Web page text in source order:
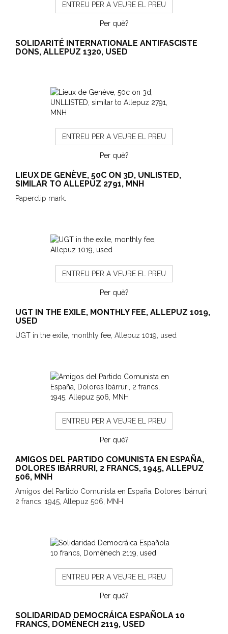
ENTREU PER A VEURE EL PREU
Per què?
SOLIDARITÉ INTERNATIONALE ANTIFASCISTE
DONS, ALLEPUZ 1320, USED
ENTREU PER A VEURE EL PREU
Per què?
LIEUX DE GENÈVE, 50C ON 3D, UNLISTED,
SIMILAR TO ALLEPUZ 2791, MNH
Paperclip mark.
ENTREU PER A VEURE EL PREU
Per què?
UGT IN THE EXILE, MONTHLY FEE, ALLEPUZ 1019,
USED
UGT in the exile, monthly fee, Allepuz 1019, used
ENTREU PER A VEURE EL PREU
Per què?
AMIGOS DEL PARTIDO COMUNISTA EN ESPAÑA,
DOLORES IBÁRRURI, 2 FRANCS, 1945, ALLEPUZ
506, MNH
Amigos del Partido Comunista en España, Dolores Ibárruri,
2 francs, 1945, Allepuz 506, MNH
ENTREU PER A VEURE EL PREU
Per què?
SOLIDARIDAD DEMOCRÁICA ESPAÑOLA 10
FRANCS, DOMÈNECH 2119, USED